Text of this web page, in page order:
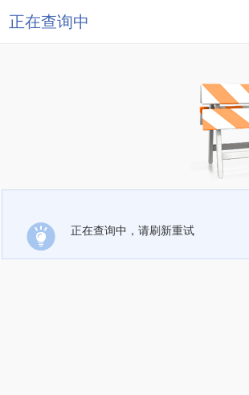
正在查询中
正在查询中，请刷新重试